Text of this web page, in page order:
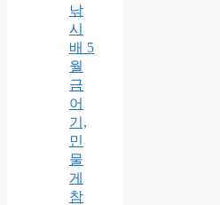
낚
시
배 5
월
금
어
기,
민
물
게
참